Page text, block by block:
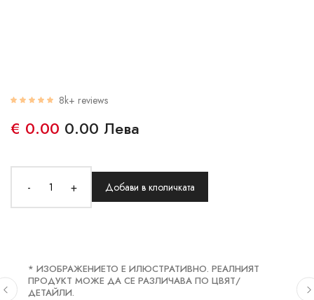
8k+ reviews
€ 0.00 0.00 Лева
- + Добави в клоличката
* ИЗОБРАЖЕНИЕТО Е ИЛЮСТРАТИВНО. РЕАЛНИЯТ
ПРОДУКТ МОЖЕ ДА СЕ РАЗЛИЧАВА ПО ЦВЯТ/
ДЕТАЙЛИ.